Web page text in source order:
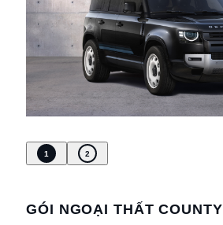
1 2
GÓI NGOẠI THẤT COUNTY